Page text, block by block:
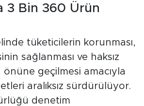
3 Bin 360 Ürün
tüketicilerin korunması,
sağlanması ve haksız
önüne geçilmesi amacıyla
aralıksız sürdürülüyor.
denetim